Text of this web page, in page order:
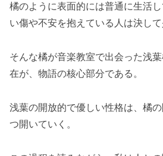
橘のように表面的には普通に生活
い傷や不安を抱えている人は決して
そんな橘が音楽教室で出会った浅
在が、物語の核心部分である。
浅葉の開放的で優しい性格は、橘
つ開いていく。